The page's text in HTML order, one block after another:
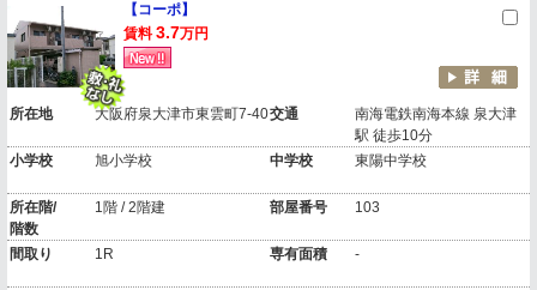
【コーポ】
賃料 3.7万円
所在地 大阪府泉大津市東雲町7-40交通
南海電鉄南海本線 泉大津
駅 徒歩10分
小学校
旭小学校 中学校 東陽中学校
所在階/
階数
1階 / 2階建 部屋番号 103
間取り 1R 専有面積 -